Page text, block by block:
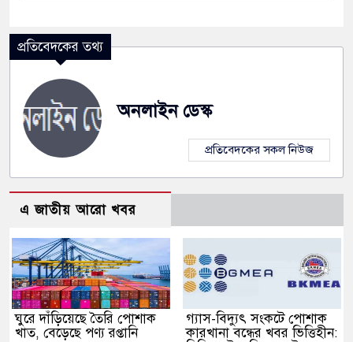
প্রতিবেদকের তথ্য
অনলাইন ডেস্ক
প্রতিবেদকের সকল নিউজ
এ জাতীয় আরো খবর
ঘুরে দাঁড়িয়েছে তৈরি পোশাক
খাত, বেড়েছে পণ্য রপ্তানি
গ্যাস-বিদ্যুৎ সংকটে পোশাক
কারখানা বন্ধের খবর ভিত্তিহীন: